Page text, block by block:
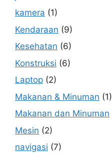
kamera (1)
Kendaraan (9)
Kesehatan (6)
Konstruksi (6)
Laptop (2)
Makanan & Minuman (1)
Makanan dan Minuman
Mesin (2)
navigasi (7)